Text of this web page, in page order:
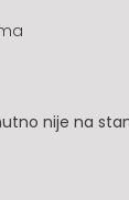
nije na